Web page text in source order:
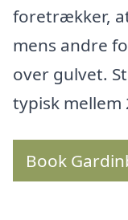
foretrækker,
mens andre
over gulvet.
typisk mellem
Book